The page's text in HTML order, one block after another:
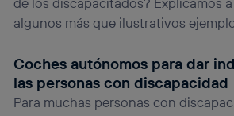
algunos más que ilustrativos
Coches autónomos para dar
las personas con discapacidad
Para muchas personas con
Si utilizas unaconexión de banda
el marketing o análisis se realizará en
que hayan dado su consentimiento.
Si utilizasdatos móviles, el
personalizado, ya que se basará